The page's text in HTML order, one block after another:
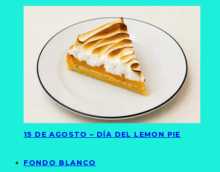
15 DE AGOSTO – DÍA DEL LEMON PIE
FONDO BLANCO